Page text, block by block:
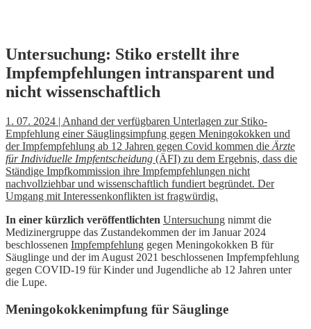
Skip
to
content
Untersuchung: Stiko erstellt ihre
Impfempfehlungen intransparent und
nicht wissenschaftlich
1. 07. 2024 | Anhand der verfügbaren Unterlagen zur Stiko-
Empfehlung einer Säuglingsimpfung gegen Meningokokken und
der Impfempfehlung ab 12 Jahren gegen Covid kommen die Ärzte
für Individuelle Impfentscheidung (ÄFI) zu dem Ergebnis, dass die
Ständige Impfkommission ihre Impfempfehlungen nicht
nachvollziehbar und wissenschaftlich fundiert begründet. Der
Umgang mit Interessenkonflikten ist fragwürdig.
In einer kürzlich veröffentlichten Untersuchung nimmt die
Medizinergruppe das Zustandekommen der im Januar 2024
beschlossenen Impfempfehlung gegen Meningokokken B für
Säuglinge und der im August 2021 beschlossenen Impfempfehlung
gegen COVID-19 für Kinder und Jugendliche ab 12 Jahren unter
die Lupe.
Meningokokkenimpfung für Säuglinge